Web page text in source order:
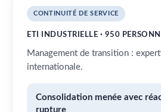
CONTINUITÉ DE SERVICE
ETI INDUSTRIELLE · 950
Management de transition :
internationale.
Consolidation menée avec
rupture